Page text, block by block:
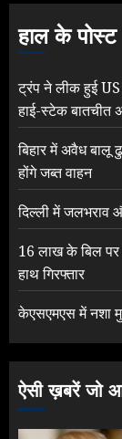
हाल के पोस्ट
ट्रंप ने लीक हुई US
हाई-स्टेक बातचीत
बिहार में अवैध बालू
होंगे जब्त वाहन
दिल्ली में जलभराव
16 लाख के बिल पर
हाथ गिरफ्तार
केएसएमएस में नशा
ऐसी ख़बरें जो